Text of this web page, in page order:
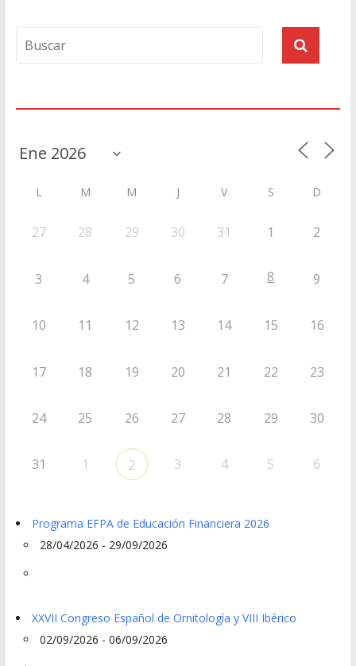
L M M J V S D
27 28 29 30 31 1 2
3 4 5 6 7 8 9
10 11 12 13 14 15 16
17 18 19 20 21 22 23
24 25 26 27 28 29 30
31 1 2 3 4 5 6
Programa EFPA de Educación Financiera 2026
28/04/2026 - 29/09/2026
XXVII Congreso Español de Ornitología y VIII Ibérico
02/09/2026 - 06/09/2026